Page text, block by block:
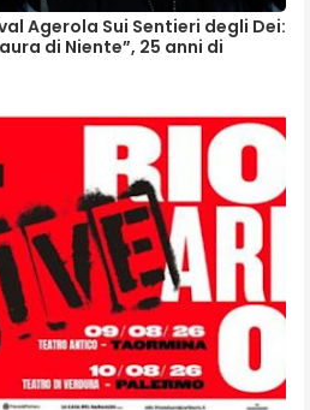
Agerola Sui Sentieri degli Dei:
di Niente”, 25 anni di